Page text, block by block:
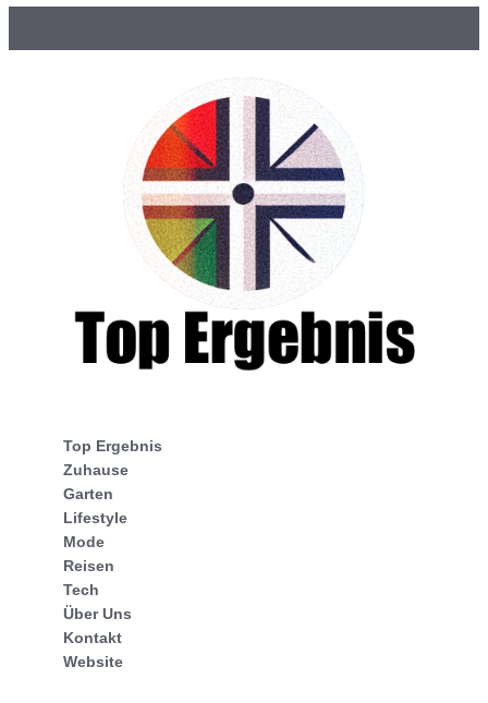
Top Ergebnis
Zuhause
Garten
Lifestyle
Mode
Reisen
Tech
Über Uns
Kontakt
Website